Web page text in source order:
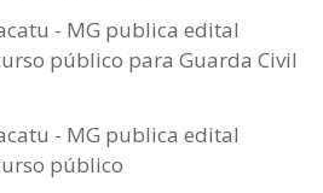
- MG publica edital
público para Guarda Civil
- MG publica edital
público